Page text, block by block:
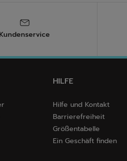
Kundenservice
HILFE
Hilfe und Kontakt
Barrierefreiheit
Größentabelle
Ein Geschäft finden